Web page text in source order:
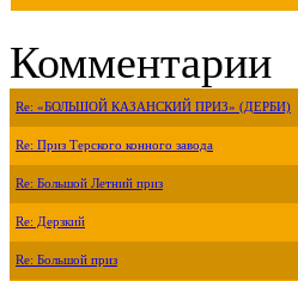
Комментарии
Re: «БОЛЬШОЙ КАЗАНСКИЙ ПРИЗ» (ДЕРБИ)
Re: Приз Терского конного завода
Re: Большой Летний приз
Re: Дерзкий
Re: Большой приз